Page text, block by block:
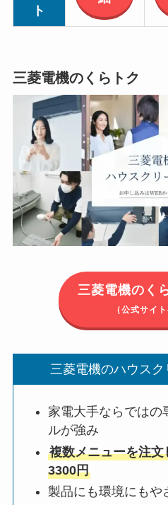
ト
三菱電機のくらトク
三菱電機のく
（公式サイ
三菱電機のハウス
家電大手ならではの
ルが強み
複数メニューを注
3300円
製品にも環境にもや